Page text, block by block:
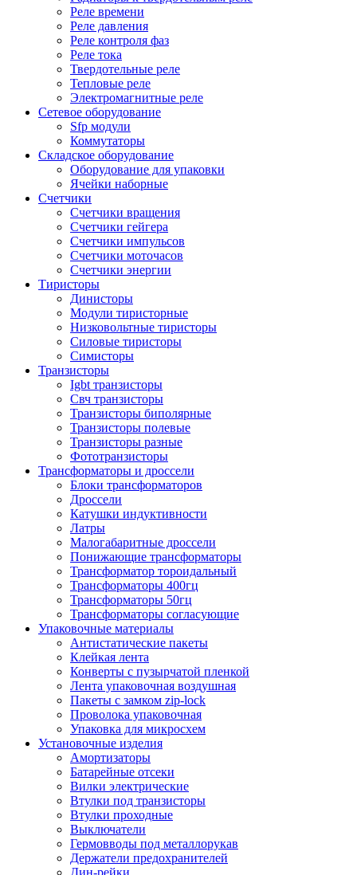
Реле времени
Реле давления
Реле контроля фаз
Реле тока
Твердотельные реле
Тепловые реле
Электромагнитные реле
Сетевое оборудование
Sfp модули
Коммутаторы
Складское оборудование
Оборудование для упаковки
Ячейки наборные
Счетчики
Счетчики вращения
Счетчики гейгера
Счетчики импульсов
Счетчики моточасов
Счетчики энергии
Тиристоры
Динисторы
Модули тиристорные
Низковольтные тиристоры
Силовые тиристоры
Симисторы
Транзисторы
Igbt транзисторы
Свч транзисторы
Транзисторы биполярные
Транзисторы полевые
Транзисторы разные
Фототранзисторы
Трансформаторы и дроссели
Блоки трансформаторов
Дроссели
Катушки индуктивности
Латры
Малогабаритные дроссели
Понижающие трансформаторы
Трансформатор тороидальный
Трансформаторы 400гц
Трансформаторы 50гц
Трансформаторы согласующие
Упаковочные материалы
Антистатические пакеты
Клейкая лента
Конверты с пузырчатой пленкой
Лента упаковочная воздушная
Пакеты с замком zip-lock
Проволока упаковочная
Упаковка для микросхем
Установочные изделия
Амортизаторы
Батарейные отсеки
Вилки электрические
Втулки под транзисторы
Втулки проходные
Выключатели
Гермовводы под металлорукав
Держатели предохранителей
Дин-рейки